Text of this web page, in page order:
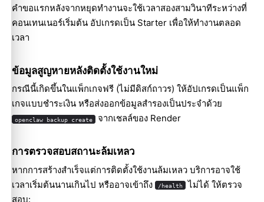
คำขอแรกหลังจากหยุดทำงานจะใช้เวลาสองสามวินาทีระหว่างที่
คอนเทนเนอร์เริ่มต้น อัปเกรดเป็น Starter เพื่อให้ทำงานตลอด
เวลา
ข้อมูลสูญหายหลังติดตั้งใช้งานใหม่
กรณีนี้เกิดขึ้นในแพ็กเกจฟรี (ไม่มีดิสก์ถาวร) ให้อัปเกรดเป็นแพ็ก
เกจแบบชำระเงิน หรือส่งออกข้อมูลสำรองเป็นประจำด้วย
openclaw backup create จากเชลล์ของ Render
การตรวจสอบสถานะล้มเหลว
หากการสร้างสำเร็จแต่การติดตั้งใช้งานล้มเหลว บริการอาจใช้
เวลาเริ่มต้นนานเกินไป หรืออาจเข้าถึง
/health ไม่ได้ ให้ตรวจ
สอบ: